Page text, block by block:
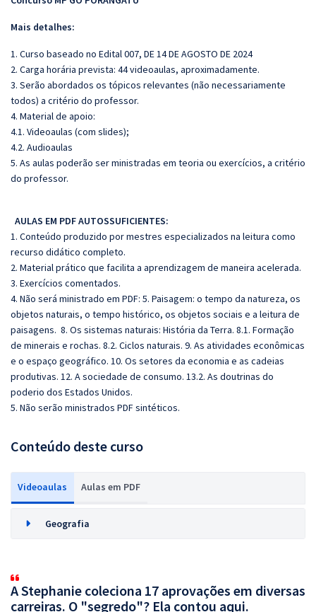
Mais detalhes:
1. Curso baseado no Edital 007, DE 14 DE AGOSTO DE 2024
2. Carga horária prevista: 44 videoaulas, aproximadamente.
3. Serão abordados os tópicos relevantes (não necessariamente
todos) a critério do professor.
4. Material de apoio:
4.1. Videoaulas (com slides);
4.2. Audioaulas
5. As aulas poderão ser ministradas em teoria ou exercícios, a critério
do professor.
AULAS EM PDF AUTOSSUFICIENTES:
1. Conteúdo produzido por mestres especializados na leitura como
recurso didático completo.
2. Material prático que facilita a aprendizagem de maneira acelerada.
3. Exercícios comentados.
4. Não será ministrado em PDF: 5. Paisagem: o tempo da natureza, os
objetos naturais, o tempo histórico, os objetos sociais e a leitura de
paisagens. 8. Os sistemas naturais: História da Terra. 8.1. Formação
de minerais e rochas. 8.2. Ciclos naturais. 9. As atividades econômicas
e o espaço geográfico. 10. Os setores da economia e as cadeias
produtivas. 12. A sociedade de consumo. 13.2. As doutrinas do
poderio dos Estados Unidos.
5. Não serão ministrados PDF sintéticos.
Conteúdo deste curso
Videoaulas Aulas em PDF
Geografia
A Stephanie coleciona 17 aprovações em diversas
carreiras. O "segredo"? Ela contou aqui.